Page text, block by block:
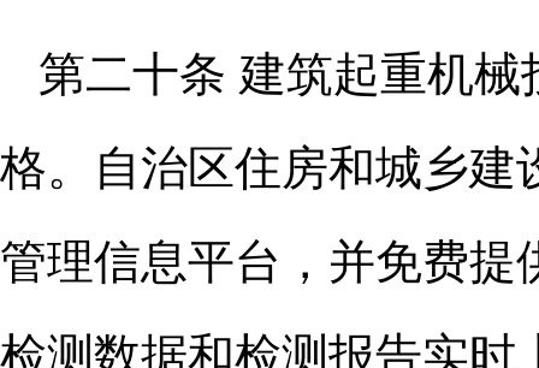
第二十条 建筑起重机
格。
自治区住房和城乡
管理信息平台，并免费提
检测数据和检测报告实时